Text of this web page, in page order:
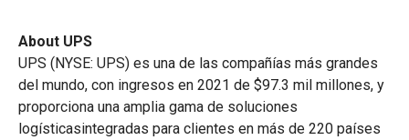
About UPS
UPS (NYSE: UPS) es una de las compañías más grandes
del mundo, con ingresos en 2021 de $97.3 mil millones, y
proporciona una amplia gama de soluciones
logísticasintegradas para clientes en más de 220 países